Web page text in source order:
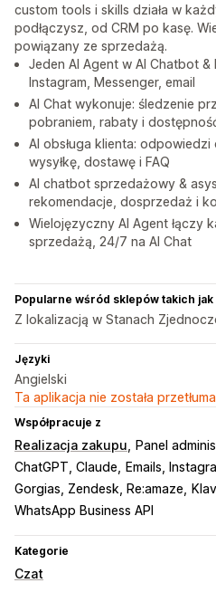
custom tools i skills działa w
podłączysz, od CRM po kasę.
powiązany ze sprzedażą.
Jeden AI Agent w AI Chatbot &
Instagram, Messenger, email
AI Chat wykonuje: śledzenie
pobraniem, rabaty i
AI obsługa klienta:
wysyłkę, dostawę i FAQ
AI chatbot sprzedażowy &
rekomendacje, dosprzedaż i
Wielojęzyczny AI Agent łączy
sprzedażą, 24/7 na AI Chat
Popularne wśród sklepów takich jak
Z lokalizacją w Stanach
Języki
Angielski
Ta aplikacja nie została
Współpracuje z
Realizacja zakupu
Panel
ChatGPT, Claude
Emails,
Gorgias, Zendesk, Re:amaze
WhatsApp Business API
Kategorie
Czat